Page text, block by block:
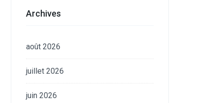
Archives
août 2026
juillet 2026
juin 2026